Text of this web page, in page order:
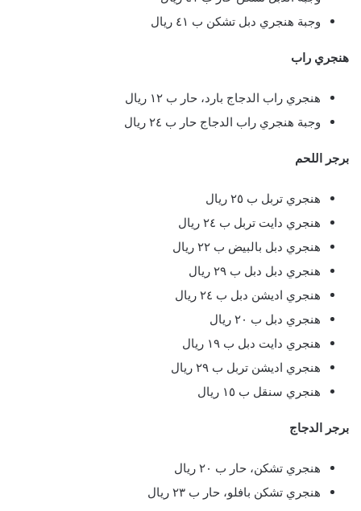
وجبة هنجري دبل تشكن ب ٤١ ريال
هنجري راب
هنجري راب الدجاج بارد، حار ب ١٢ ريال
وجبة هنجري راب الدجاج حار ب ٢٤ ريال
برجر اللحم
هنجري تربل ب ٢٥ ريال
هنجري دايت تربل ب ٢٤ ريال
هنجري دبل بالبيض ب ٢٢ ريال
هنجري دبل دبل ب ٢٩ ريال
هنجري اديشن دبل ب ٢٤ ريال
هنجري دبل ب ٢٠ ريال
هنجري دايت دبل ب ١٩ ريال
هنجري اديشن تربل ب ٢٩ ريال
هنجري سنقل ب ١٥ ريال
برجر الدجاج
هنجري تشكن، حار ب ٢٠ ريال
هنجري تشكن بافلو، حار ب ٢٣ ريال